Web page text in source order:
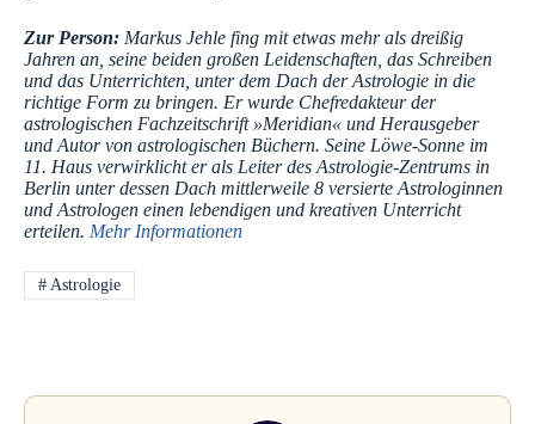
Zur Person: Markus Jehle fing mit etwas mehr als dreißig
Jahren an, seine beiden großen Leidenschaften, das Schreiben
und das Unterrichten, unter dem Dach der Astrologie in die
richtige Form zu bringen. Er wurde Chefredakteur der
astrologischen Fachzeitschrift »Meridian« und Herausgeber
und Autor von astrologischen Büchern. Seine Löwe-Sonne im
11. Haus verwirklicht er als Leiter des Astrologie-Zentrums in
Berlin unter dessen Dach mittlerweile 8 versierte Astrologinnen
und Astrologen einen lebendigen und kreativen Unterricht
erteilen. Mehr Informationen
#Astrologie